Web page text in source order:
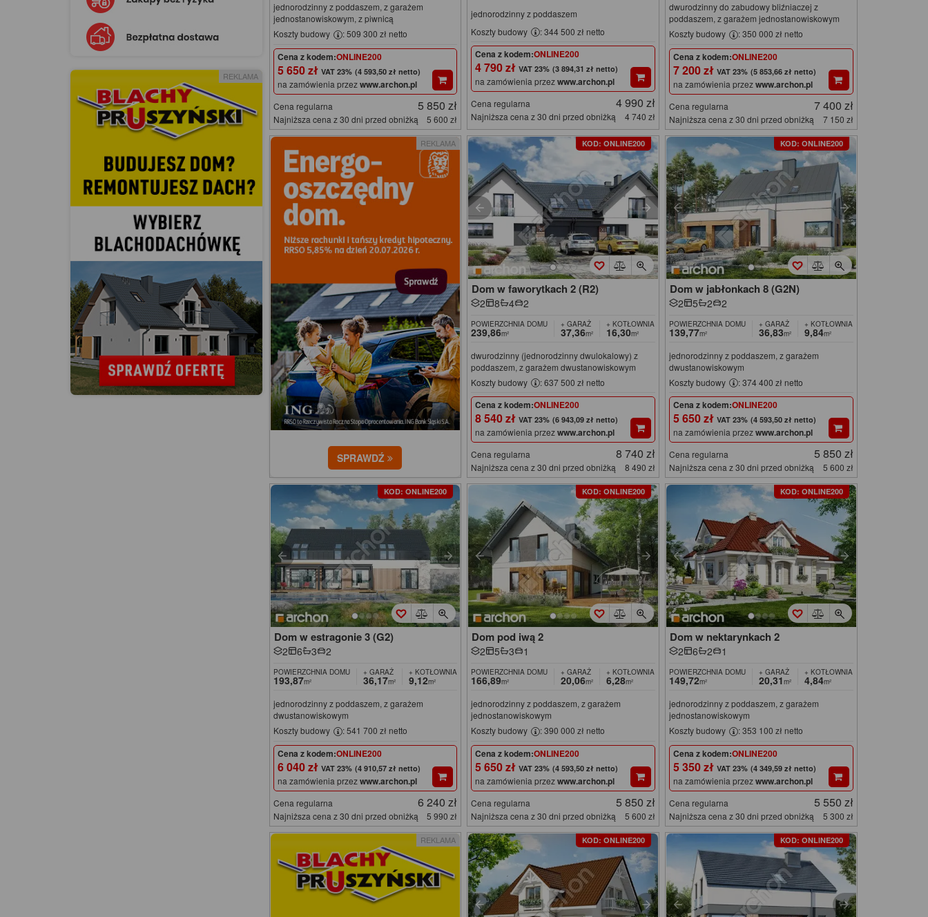
jednorodzinny z poddaszem, z garażem
jednostanowiskowym, z piwnicą
Koszty budowy
: 509 300 zł netto
Cena z kodem:ONLINE200
5 650 zł (4 593,50 zł netto)
na zamówienia przezwww.archon.pl
Cena regularna 5 850 zł
Najniższa cena z 30 dni przed obniżką 5 600 zł
jednorodzinny z poddaszem
Koszty budowy
: 344 500 zł netto
Cena z kodem:ONLINE200
4 790 zł (3 894,31 zł netto)
na zamówienia przezwww.archon.pl
Cena regularna 4 990 zł
Najniższa cena z 30 dni przed obniżką 4 740 zł
dwurodzinny do zabudowy bliźniaczej z
poddaszem, z garażem jednostanowiskowym
Koszty budowy
: 350 000 zł netto
Cena z kodem:ONLINE200
7 200 zł (5 853,66 zł netto)
na zamówienia przezwww.archon.pl
Cena regularna 7 400 zł
Najniższa cena z 30 dni przed obniżką 7 150 zł
REKLAMA
SPRAWDŹ
KOD: ONLINE200
Dom w faworytkach 2 (R2)
2 8 4 2
POWIERZCHNIA DOMU
239,86m²
+ GARAŻ
37,36m²
+ KOTŁOWNIA
16,30m²
dwurodzinny (jednorodzinny dwulokalowy) z
poddaszem, z garażem dwustanowiskowym
Koszty budowy
: 637 500 zł netto
Cena z kodem:ONLINE200
8 540 zł (6 943,09 zł netto)
na zamówienia przezwww.archon.pl
Cena regularna 8 740 zł
Najniższa cena z 30 dni przed obniżką 8 490 zł
KOD: ONLINE200
Dom w jabłonkach 8 (G2N)
2 5 2 2
POWIERZCHNIA DOMU
139,77m²
+ GARAŻ
36,83m²
+ KOTŁOWNIA
9,84m²
jednorodzinny z poddaszem, z garażem
dwustanowiskowym
Koszty budowy
: 374 400 zł netto
Cena z kodem:ONLINE200
5 650 zł (4 593,50 zł netto)
na zamówienia przezwww.archon.pl
Cena regularna 5 850 zł
Najniższa cena z 30 dni przed obniżką 5 600 zł
KOD: ONLINE200
Dom w estragonie 3 (G2)
2 6 3 2
POWIERZCHNIA DOMU
193,87m²
+ GARAŻ
36,17m²
+ KOTŁOWNIA
9,12m²
jednorodzinny z poddaszem, z garażem
dwustanowiskowym
Koszty budowy
: 541 700 zł netto
Cena z kodem:ONLINE200
6 040 zł (4 910,57 zł netto)
na zamówienia przezwww.archon.pl
Cena regularna 6 240 zł
Najniższa cena z 30 dni przed obniżką 5 990 zł
KOD: ONLINE200
Dom pod iwą 2
2 5 3 1
POWIERZCHNIA DOMU
166,89m²
+ GARAŻ
20,06m²
+ KOTŁOWNIA
6,28m²
jednorodzinny z poddaszem, z garażem
jednostanowiskowym
Koszty budowy
: 390 000 zł netto
Cena z kodem:ONLINE200
5 650 zł (4 593,50 zł netto)
na zamówienia przezwww.archon.pl
Cena regularna 5 850 zł
Najniższa cena z 30 dni przed obniżką 5 600 zł
KOD: ONLINE200
Dom w nektarynkach 2
2 6 2 1
POWIERZCHNIA DOMU
149,72m²
+ GARAŻ
20,31m²
+ KOTŁOWNIA
4,84m²
jednorodzinny z poddaszem, z garażem
jednostanowiskowym
Koszty budowy
: 353 100 zł netto
Cena z kodem:ONLINE200
5 350 zł (4 349,59 zł netto)
na zamówienia przezwww.archon.pl
Cena regularna 5 550 zł
Najniższa cena z 30 dni przed obniżką 5 300 zł
REKLAMA KOD: ONLINE200 KOD: ONLINE200
REKLAMA